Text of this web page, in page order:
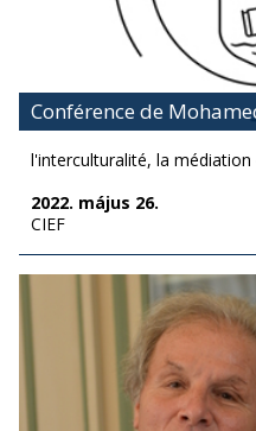
Conférence de
l'interculturalité, la
2022. május 26.
CIEF